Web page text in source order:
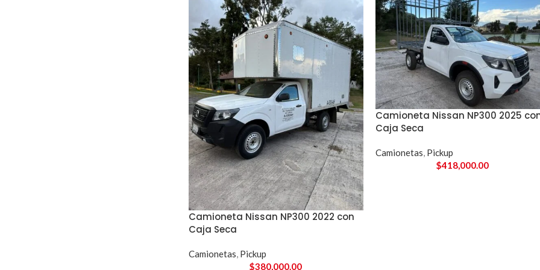
Camioneta Nissan NP300 2022 con
Caja Seca
Camionetas, Pickup
$380,000.00
Camioneta Nissan NP300 2025
Caja Seca
Camionetas Pickup
$418,000.00